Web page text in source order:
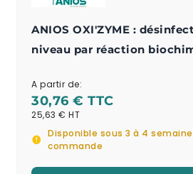
ANIOS OXI'ZYME :
niveau par réaction
A partir de:
30,76 €
25,63 €
Disponible sous 3 à 4
commande